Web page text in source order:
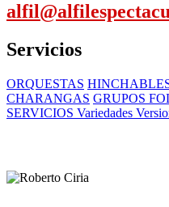
Servicios
ORQUESTAS
CHARANGAS GRUPOS
SERVICIOS Variedades